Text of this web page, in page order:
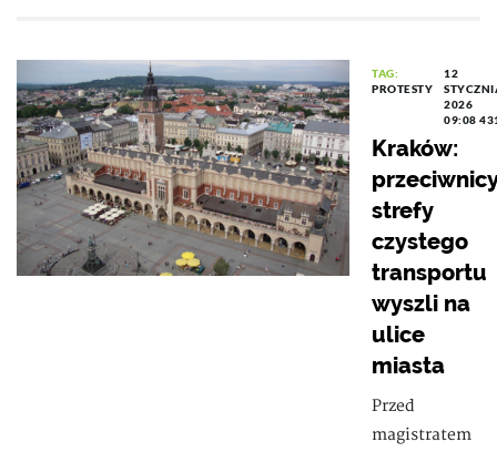
TAG:
PROTESTY
12
2026
09:08
Kraków:
przeciwnicy
strefy
czystego
transportu
wyszli na
ulice
miasta
Przed
magistratem